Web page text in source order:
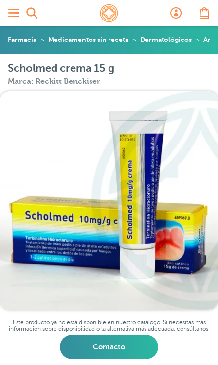
Farmacia Medicamentos sin receta Dermatológicos
Scholmed crema 15 g
Marca: Reckitt Benckiser
Este producto ya no está disponible en nuestro catálogo. Si necesitas más
información sobre disponibilidad o la alternativa más adecuada, consúltanos.
Contacto